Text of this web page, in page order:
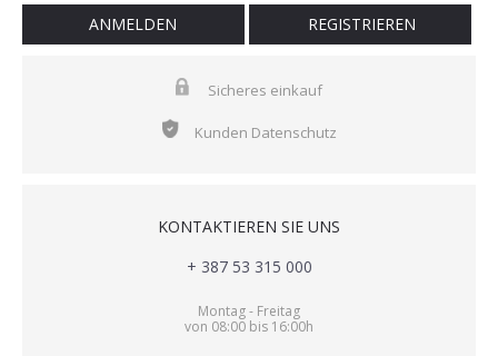
ANMELDEN REGISTRIEREN
Sicheres einkauf
Kunden Datenschutz
KONTAKTIEREN SIE UNS
+ 387 53 315 000
Montag - Freitag
von 08:00 bis 16:00h